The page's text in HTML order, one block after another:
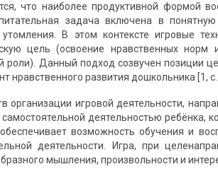
что наиболее продуктивной формой
задача включена в
В этом контексте игровые
цель (освоение нравственных норм
роли). Данный подход созвучен позиции
развития дошкольника [1, с.
организации игровой деятельности,
деятельностью ребёнка,
возможность обучения и
деятельности. Игра, при
мышления, произвольности и